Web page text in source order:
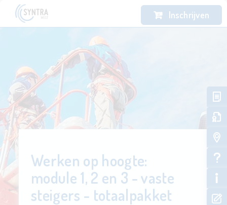
Inschrijven
Werken op hoogte:
module 1, 2 en 3 - vaste
steigers - totaalpakket